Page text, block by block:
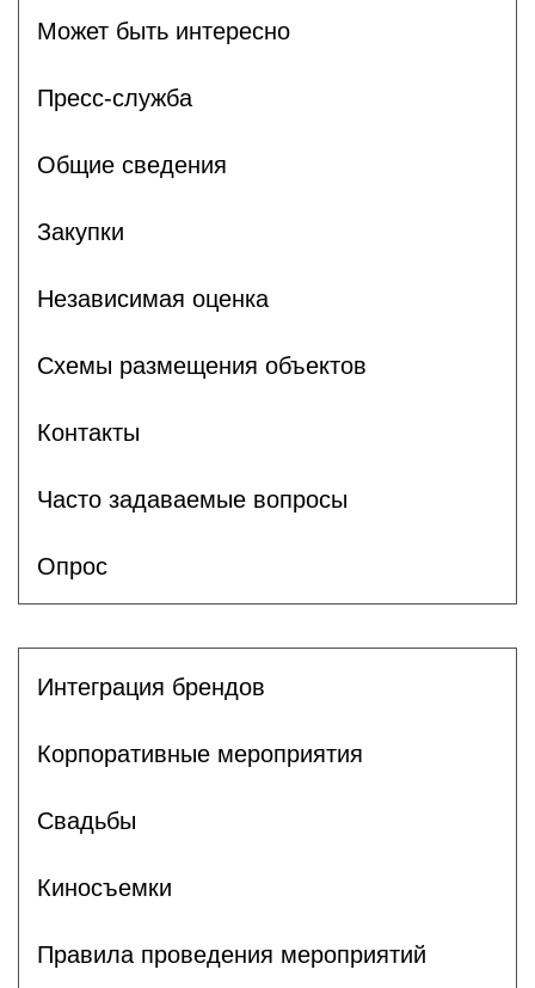
Может быть интересно
Пресс-служба
Общие сведения
Закупки
Независимая оценка
Схемы размещения объектов
Контакты
Часто задаваемые вопросы
Опрос
Интеграция брендов
Корпоративные мероприятия
Свадьбы
Киносъемки
Правила проведения мероприятий